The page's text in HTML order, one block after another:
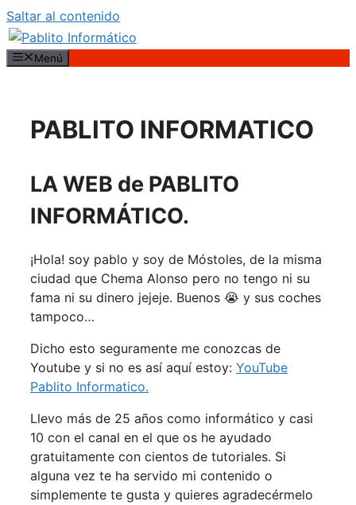
Saltar al contenido
Menú
PABLITO INFORMATICO
LA WEB de PABLITO
INFORMÁTICO.
¡Hola! soy pablo y soy de Móstoles, de la misma
ciudad que Chema Alonso pero no tengo ni su
fama ni su dinero jejeje. Buenos 😭 y sus coches
tampoco…
Dicho esto seguramente me conozcas de
Youtube y si no es así aquí estoy: YouTube
Pablito Informatico.
Llevo más de 25 años como informático y casi
10 con el canal en el que os he ayudado
gratuitamente con cientos de tutoriales. Si
alguna vez te ha servido mi contenido o
simplemente te gusta y quieres agradecérmelo